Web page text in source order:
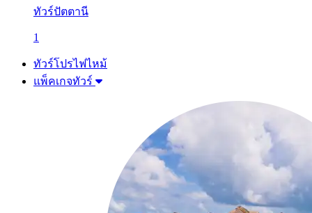
ทัวร์ปัตตานี
1
ทัวร์โปรไฟไหม้
แพ็คเกจทัวร์